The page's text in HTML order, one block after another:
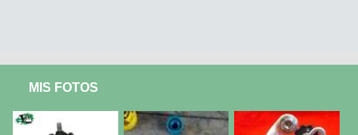
MIS FOTOS